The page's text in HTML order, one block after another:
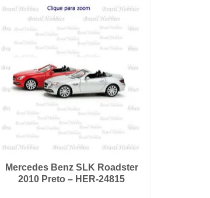
Mercedes Benz SLK Roadster
2010 Preto – HER-24815